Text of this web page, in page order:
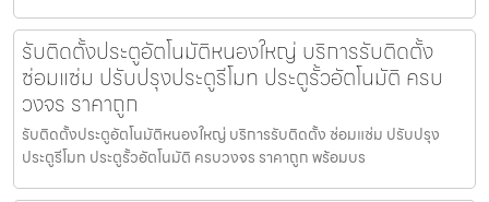
รับติดตั้งประตูอัตโนมัติหนองใหญ่ บริการรับติดตั้ง
ซ่อมแซ่ม ปรับปรุงประตูรีโมท ประตูรั้วอัตโนมัติ ครบ
วงจร ราคาถูก
รับติดตั้งประตูอัตโนมัติหนองใหญ่ บริการรับติดตั้ง ซ่อมแซ่ม ปรับปรุง
ประตูรีโมท ประตูรั้วอัตโนมัติ ครบวงจร ราคาถูก พร้อมบร